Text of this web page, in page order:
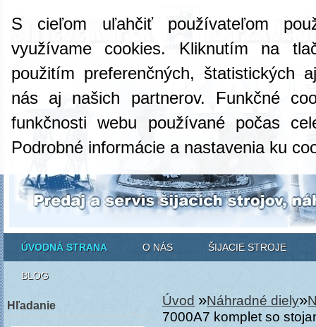
S cieľom uľahčiť používateľom
využívame cookies. Kliknutím na
použitím preferenčných, štatistických
nás aj našich partnerov. Funkčné
funkčnosti webu používané počas
Podrobné informácie a nastavenia ku
ÚVODNÁ STRANA O NÁS ŠIJACIE STROJE
BLOG
Hľadanie Úvod »Náhradné diely»
7000A7 komplet so